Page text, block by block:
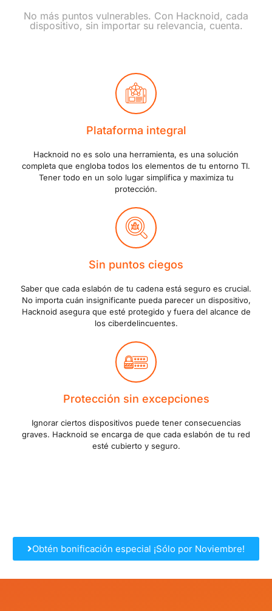
No más puntos vulnerables. Con Hacknoid, cada
dispositivo, sin importar su relevancia, cuenta.
Plataforma integral
Hacknoid no es solo una herramienta, es una solución
completa que engloba todos los elementos de tu entorno TI.
Tener todo en un solo lugar simplifica y maximiza tu
protección.
Sin puntos ciegos
Saber que cada eslabón de tu cadena está seguro es crucial.
No importa cuán insignificante pueda parecer un dispositivo,
Hacknoid asegura que esté protegido y fuera del alcance de
los ciberdelincuentes.
Protección sin excepciones
Ignorar ciertos dispositivos puede tener consecuencias
graves. Hacknoid se encarga de que cada eslabón de tu red
esté cubierto y seguro.
Obtén bonificación especial ¡Sólo por Noviembre!